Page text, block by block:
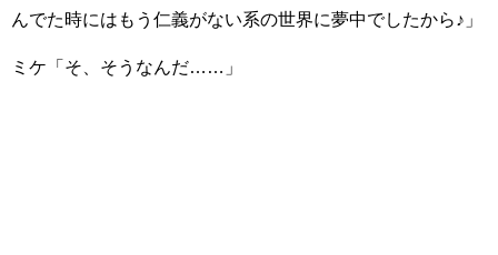
んでた時にはもう仁義がない系の世界に夢中でしたから♪」
ミケ「そ、そうなんだ……」